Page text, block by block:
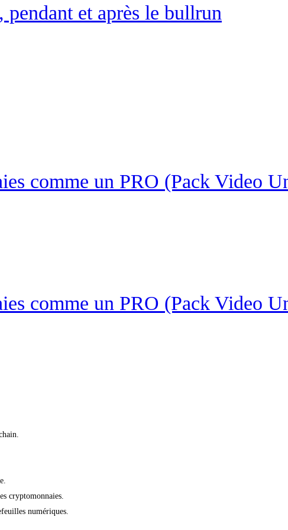
et après le bullrun
comme un PRO (Pack Video
comme un PRO (Pack Video
cryptomonnaies.
numériques.